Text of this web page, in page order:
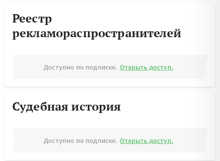
Реестр
рекламораспространителей
Доступно по подписке. Открыть доступ.
Судебная история
Доступно по подписке. Открыть доступ.